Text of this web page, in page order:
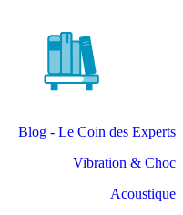
Blog - Le Coin des Experts
Vibration & Choc
Acoustique